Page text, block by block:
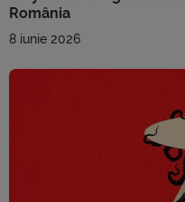
România
8 iunie 2026